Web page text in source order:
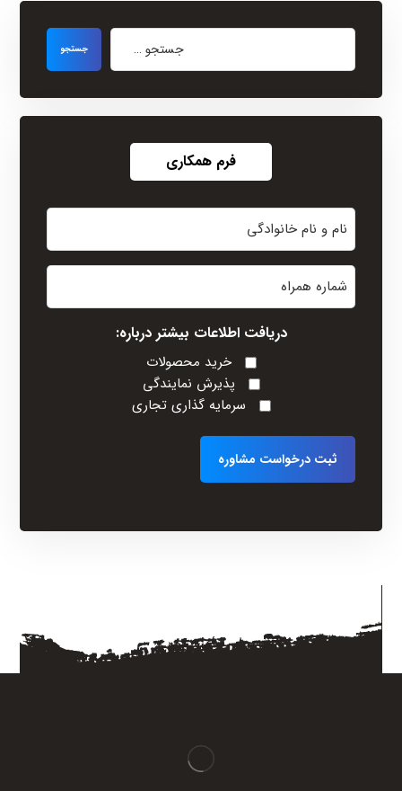
فرم همکاری
نام
(Required)
دریافت اطلاعات بیشتر درباره:
خرید محصولات
پذیرش نمایندگی
سرمایه گذاری تجاری